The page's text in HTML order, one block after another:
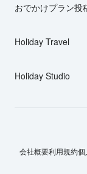
おでかけプラン投
Holiday Travel
Holiday Studio
会社概要利用規約個